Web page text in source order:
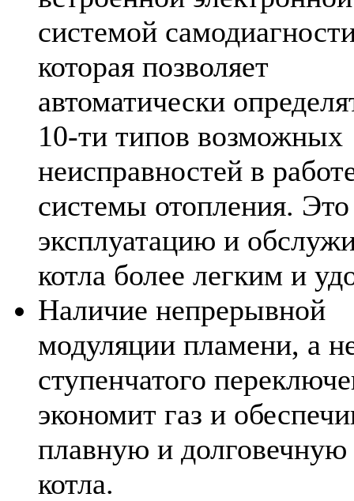
системой
которая позволяет
автоматически
10-ти типов возможных
неисправностей в
системы отопления. Это
эксплуатацию и
котла более легким и
Наличие непрерывной
модуляции пламени, а
ступенчатого
экономит газ и
плавную и долговечную
котла.